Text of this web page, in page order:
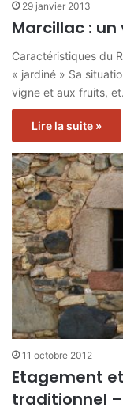
29 janvier 2013
Marcillac :
Caractéristiques du
« jardiné » Sa
vigne et aux fruits,
Lire la suite »
11 octobre 2012
Etagement
traditionnel